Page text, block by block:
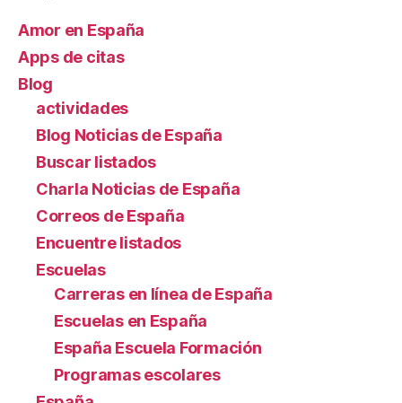
Amor en España
Apps de citas
Blog
actividades
Blog Noticias de España
Buscar listados
Charla Noticias de España
Correos de España
Encuentre listados
Escuelas
Carreras en línea de España
Escuelas en España
España Escuela Formación
Programas escolares